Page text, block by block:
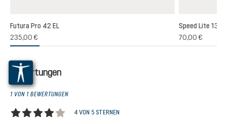
Bewertung von 5 von 5 Sternen
Futura Pro 42 EL
235,00 €
Speed Lite 13
70,00 €
Bewertungen
1 VON 1 BEWERTUNGEN
4 VON 5 STERNEN